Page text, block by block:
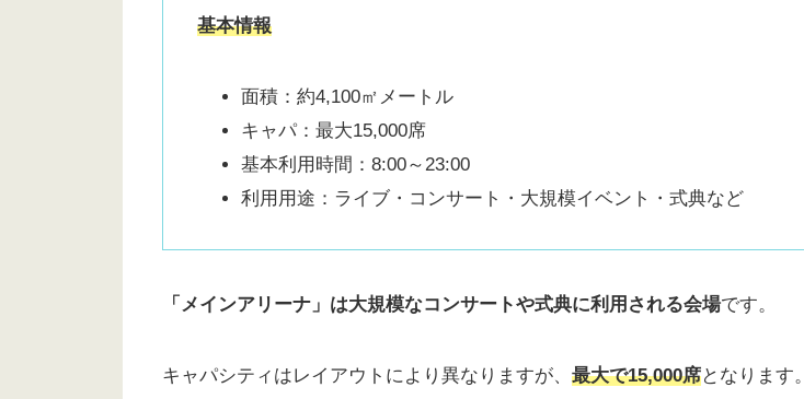
基本情報
面積：約4,100㎡メートル
キャパ：最大15,000席
基本利用時間：8:00～23:00
利用用途：ライブ・コンサート・大規模イベント・式典など
「メインアリーナ」は大規模なコンサートや式典に利用される会場です。
キャパシティはレイアウトにより異なりますが、 最大で15,000席となります。